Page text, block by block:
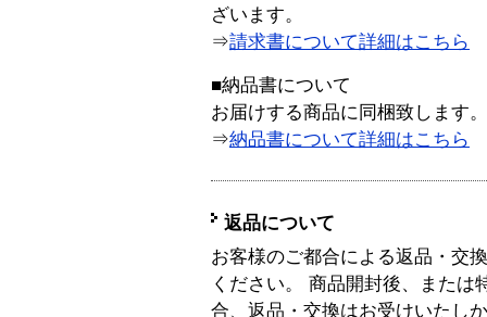
ざいます。
⇒請求書について詳細はこちら
■納品書について
お届けする商品に同梱致します。
⇒納品書について詳細はこちら
返品について
お客様のご都合による返品・交
ください。 商品開封後、または
合、返品・交換はお受けいたし